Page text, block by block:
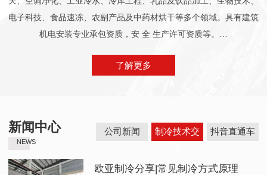
电子科技、食品速冻、农副产品及中药材烘干等多个领域。具有建筑
机电安装专业承包资质，安 全 生产许可资质等。…
了解更多
新闻中心
NEWS
公司新闻
制冷技术交
抖音直通车
欧亚制冷分享|常见制冷方式原理